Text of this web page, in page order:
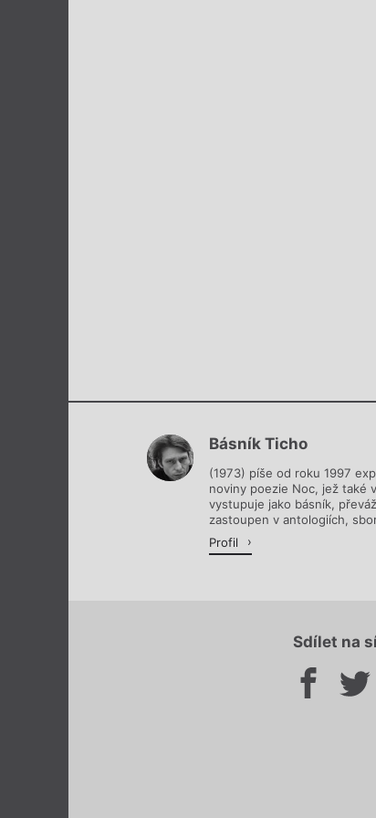
Básník Ticho
(1973) píše od roku 1997
noviny poezie Noc, jež také
vystupuje jako básník,
zastoupen v antologiích,
Profil
Sdílet na